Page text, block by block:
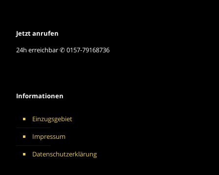
Jetzt anrufen
24h erreichbar ✆ 0157-79168736
Informationen
Einzugsgebiet
Impressum
Datenschutzerklärung